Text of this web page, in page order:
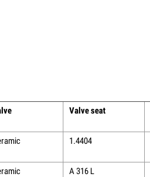
Valve seat
1.4404
A 316 L